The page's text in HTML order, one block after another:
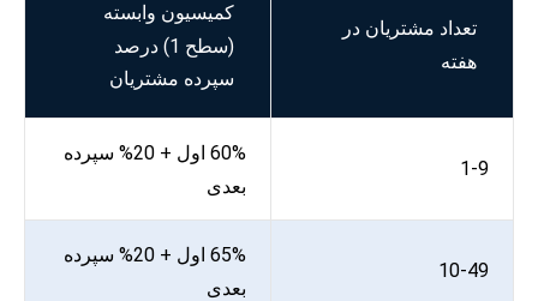
تعداد مشتریان در
هفته
کمیسیون وابسته
(سطح 1) درصد
سپرده مشتریان
1-9
60% اول + 20% سپرده
بعدی
10-49
65% اول + 20% سپرده
بعدی